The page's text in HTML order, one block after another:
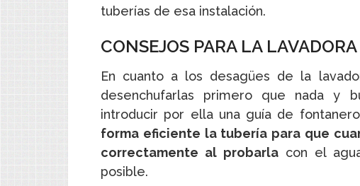
tuberías de esa instalación.
CONSEJOS PARA LA
En cuanto a los desagües de la
desenchufarlas primero que nada y
introducir por ella una guía de
forma eficiente la tubería para que
correctamente al probarla con el
posible.